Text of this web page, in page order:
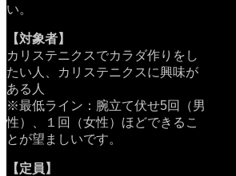
い。
【対象者】
カリステニクスでカラダ作りをし
たい人、カリステニクスに興味が
ある人
※最低ライン：腕立て伏せ5回（男
性）、１回（女性）ほどできるこ
とが望ましいです。
【定員】